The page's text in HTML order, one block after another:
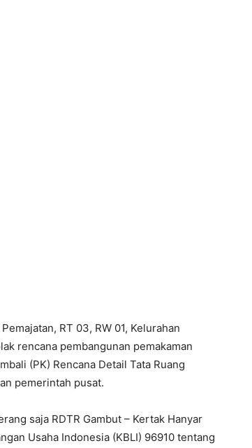
RT 03, RW 01, Kelurahan
rencana pembangunan pemakaman
(PK) Rencana Detail Tata Ruang
pemerintah pusat.
saja RDTR Gambut – Kertak Hanyar
Usaha Indonesia (KBLI) 96910 tentang